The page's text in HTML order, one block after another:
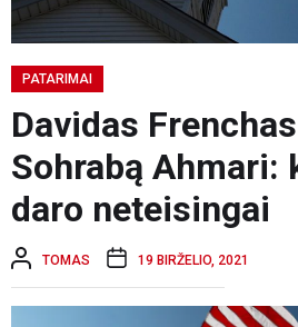
PATARIMAI
Davidas
Sohrabą Ahmari:
daro neteisingai
TOMAS 19 BIRŽELIO, 2021